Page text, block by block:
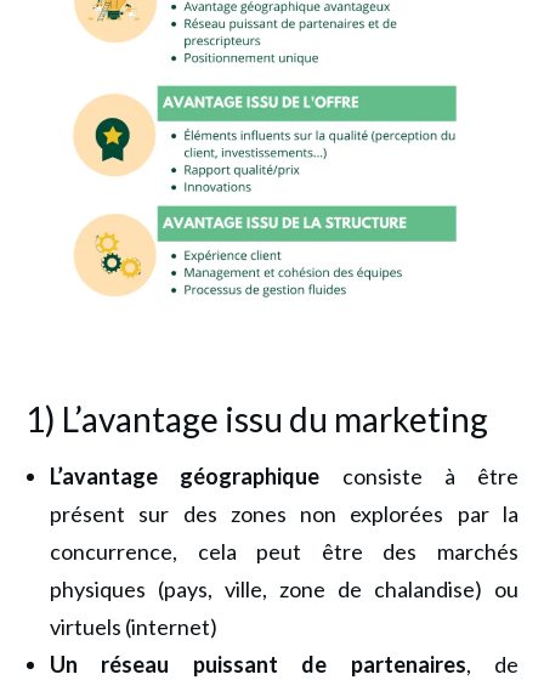
1) L’avantage issu du marketing
L’avantage géographique consiste à être
présent sur des zones non explorées par la
concurrence, cela peut être des marchés
physiques (pays, ville, zone de chalandise) ou
virtuels (internet)
Un réseau puissant de partenaires, de